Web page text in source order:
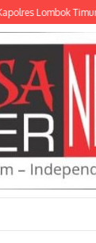
Timur Gelar